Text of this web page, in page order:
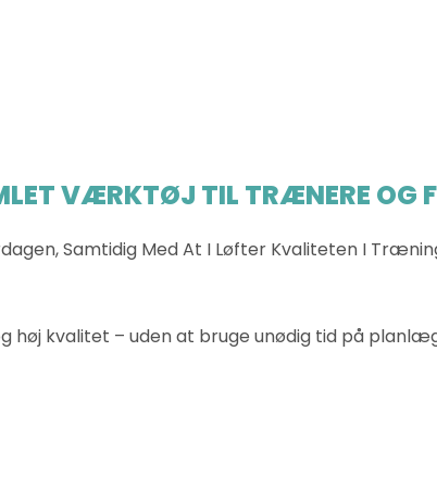
VÆRKTØJ TIL TRÆNERE OG
Samtidig Med At I Løfter Kvaliteten I
høj kvalitet – uden at bruge unødig tid på